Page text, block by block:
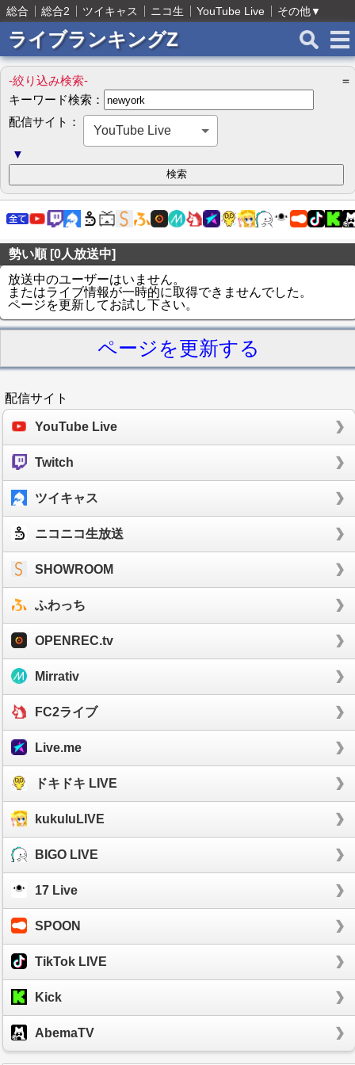
総合 総合2 ツイキャス ニコ生 YouTube Live その他▼
ライブランキングZ
-絞り込み検索-
＝
キーワード検索：
配信サイト：
YouTube Live
▼
勢い順 [0人放送中]
放送中のユーザーはいません。
またはライブ情報が一時的に取得できませんでした。
ページを更新してお試し下さい。
ページを更新する
配信サイト
YouTube Live
Twitch
ツイキャス
ニコニコ生放送
SHOWROOM
ふわっち
OPENREC.tv
Mirrativ
FC2ライブ
Live.me
ドキドキ LIVE
kukuluLIVE
BIGO LIVE
17 Live
SPOON
TikTok LIVE
Kick
AbemaTV